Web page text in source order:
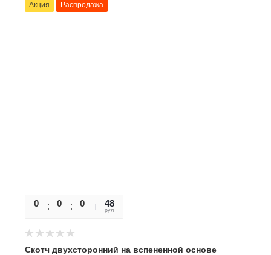
Акция Распродажа
0 0 0 0
48
рул
Скотч двухсторонний на вспененной основе